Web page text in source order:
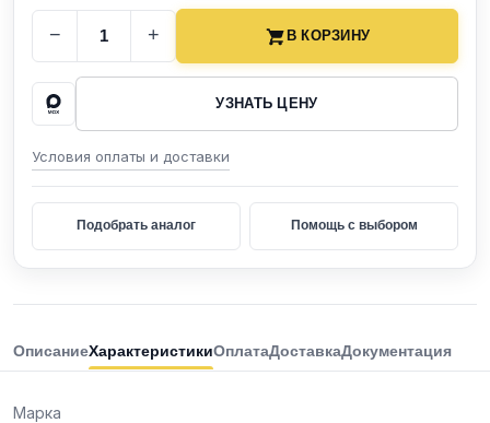
− + В КОРЗИНУ
УЗНАТЬ ЦЕНУ
Условия оплаты и доставки
Подобрать аналог Помощь с выбором
ОписаниеХарактеристикиОплатаДоставкаДокументация
Марка